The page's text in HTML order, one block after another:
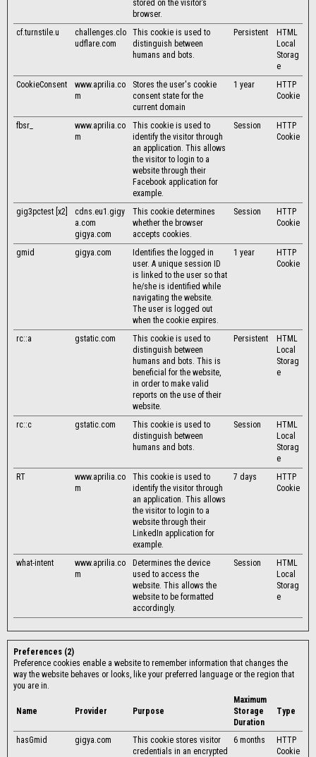
stored on the visitor’s
browser.
cf.turnstile.u
challenges.clo
udflare.com
This cookie is used to
distinguish between
humans and bots.
Persistent
HTML
Local
Storag
e
CookieConsent
www.aprilia.co
m
Stores the user's cookie
consent state for the
current domain
1 year
HTTP
Cookie
fbsr_
www.aprilia.co
m
This cookie is used to
identify the visitor through
an application. This allows
the visitor to login to a
website through their
Facebook application for
example.
Session
HTTP
Cookie
gig3pctest [x2]
cdns.eu1.gigy
a.com
gigya.com
This cookie determines
whether the browser
accepts cookies.
Session
HTTP
Cookie
gmid gigya.com
Identifies the logged in
user. A unique session ID
is linked to the user so that
he/she is identified while
navigating the website.
The user is logged out
when the cookie expires.
1 year
HTTP
Cookie
rc::a gstatic.com
This cookie is used to
distinguish between
humans and bots. This is
beneficial for the website,
in order to make valid
reports on the use of their
website.
Persistent
HTML
Local
Storag
e
rc::c gstatic.com
This cookie is used to
distinguish between
humans and bots.
Session
HTML
Local
Storag
e
RT
www.aprilia.co
m
This cookie is used to
identify the visitor through
an application. This allows
the visitor to login to a
website through their
LinkedIn application for
example.
7 days
HTTP
Cookie
what-intent
www.aprilia.co
m
Determines the device
used to access the
website. This allows the
website to be formatted
accordingly.
Session
HTML
Local
Storag
e
Preferences (2)
Preference cookies enable a website to remember information that changes the
way the website behaves or looks, like your preferred language or the region that
you are in.
Name Provider Purpose
Maximum
Storage
Duration
Type
hasGmid gigya.com
This cookie stores visitor
credentials in an encrypted
6 months
HTTP
Cookie